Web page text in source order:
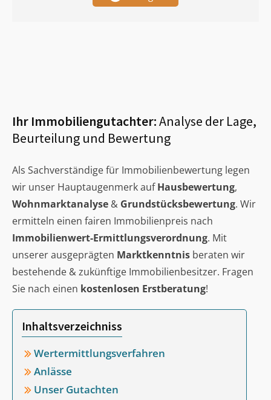
Ihr Immobiliengutachter:Analyse der Lage,
Beurteilung und Bewertung
Als Sachverständige für Immobilienbewertung legen
wir unser Hauptaugenmerk aufHausbewertung,
Wohnmarktanalyse & Grundstücksbewertung. Wir
ermitteln einen fairen Immobilienpreis nach
Immobilienwert-Ermittlungsverordnung. Mit
unserer ausgeprägten Marktkenntnis beraten wir
bestehende & zukünftige Immobilienbesitzer. Fragen
Sie nach einen kostenlosen Erstberatung!
Inhaltsverzeichniss
Wertermittlungsverfahren
Anlässe
Unser Gutachten